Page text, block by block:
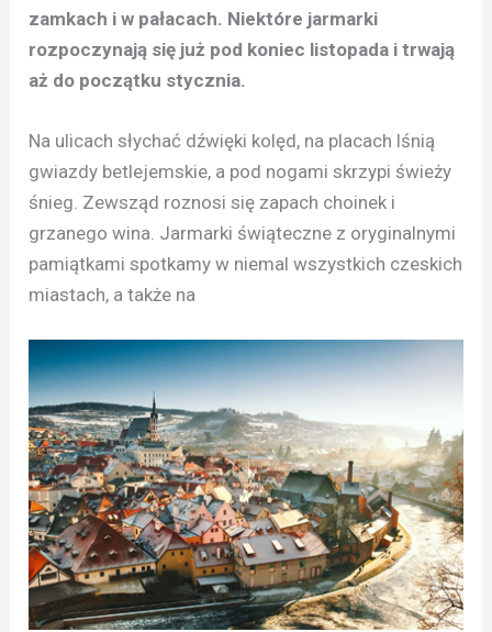
zamkach i w pałacach. Niektóre jarmarki
rozpoczynają się już pod koniec listopada i trwają
aż do początku stycznia.
Na ulicach słychać dźwięki kolęd, na placach lśnią
gwiazdy betlejemskie, a pod nogami skrzypi świeży
śnieg. Zewsząd roznosi się zapach choinek i
grzanego wina. Jarmarki świąteczne z oryginalnymi
pamiątkami spotkamy w niemal wszystkich czeskich
miastach, a także na